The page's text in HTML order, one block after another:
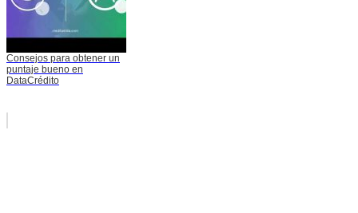
Consejos para obtener un
puntaje bueno en
DataCrédito